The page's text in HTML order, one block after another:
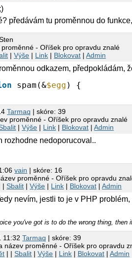
předávám tu proměnnou do
proměnné - Oříšek pro opravdu znalé
|Výše | Link | Blokovat |Admin
odkazem, předpokládám,
spam(&$egg ) {
Tarmaq | skóre: 39
proměnné - Oříšek pro opravdu znalé
|Výše | Link | Blokovat |Admin
rozhodne nedoporucoval..
vain | skóre: 16
proměnné - Oříšek pro opravdu
|Sbalit |Výše | Link | Blokovat |Admin
nevím, jestli to je v PHP
you've got is to do the wrong thing, then
11:32Tarmaq | skóre: 39
název proměnné - Oříšek pro opravdu
| |Sbalit |Výše | Link | Blokovat |Admin